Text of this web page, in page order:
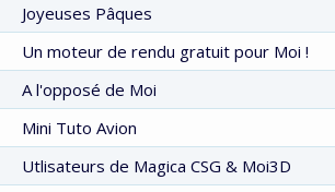
Joyeuses Pâques
Un moteur de rendu gratuit pour Moi !
A l'opposé de Moi
Mini Tuto Avion
Utlisateurs de Magica CSG & Moi3D